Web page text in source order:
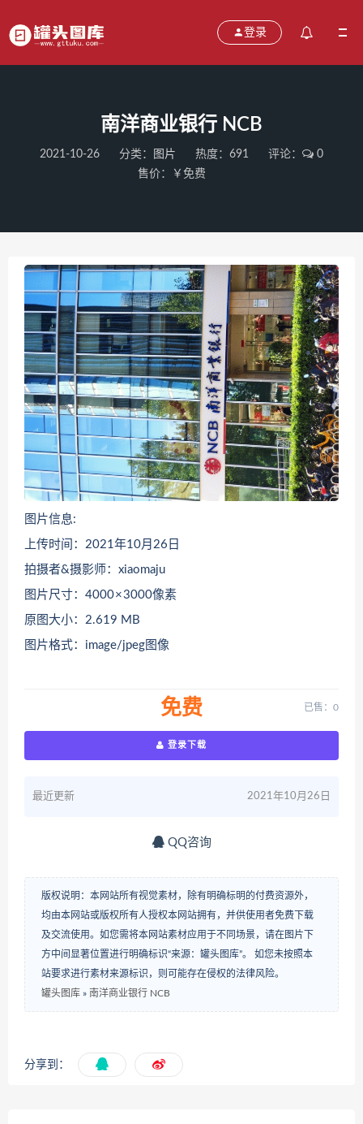
登录
南洋商业银行 NCB
2021-10-26 分类： 图片 热度：691 评论：
0
售价：￥免费
图片信息:
上传时间：2021年10月26日
拍摄者&摄影师：xiaomaju
图片尺寸：4000 × 3000像素
原图大小：2.619 MB
图片格式：image/jpeg图像
免费 已售：0
登录下载
最近更新 2021年10月26日
QQ咨询
版权说明：本网站所有视觉素材，除有明确标明的付费资源外，
均由本网站或版权所有人授权本网站拥有，并供使用者免费下载
及交流使用。如您需将本网站素材应用于不同场景，请在图片下
方中间显著位置进行明确标识“来源：罐头图库”。 如您未按照本
站要求进行素材来源标识，则可能存在侵权的法律风险。
罐头图库 » 南洋商业银行 NCB
分享到：